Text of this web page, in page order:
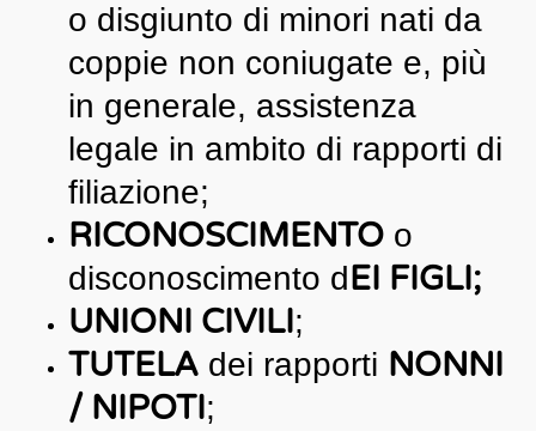
o disgiunto di minori nati da
coppie non coniugate e, più
in generale, assistenza
legale in ambito di rapporti di
filiazione;
RICONOSCIMENTOo
disconoscimento dEI FIGLI;
UNIONI CIVILI;
TUTELAdei rapporti NONNI
/ NIPOTI;